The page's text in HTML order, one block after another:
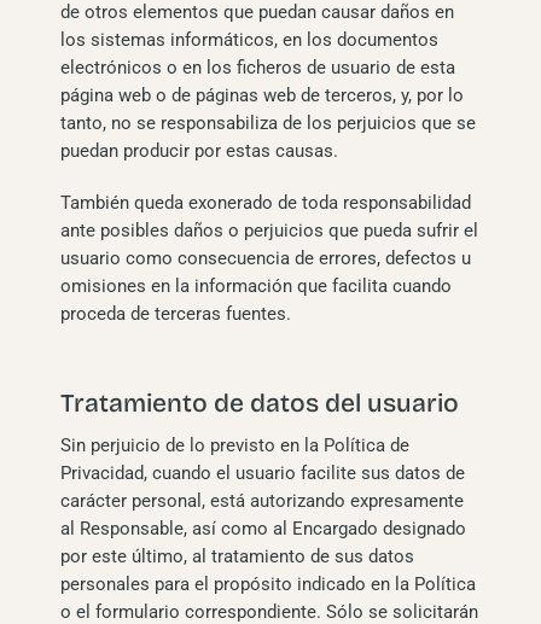
de otros elementos que puedan causar daños en
los sistemas informáticos, en los documentos
electrónicos o en los ficheros de usuario de esta
página web o de páginas web de terceros, y, por lo
tanto, no se responsabiliza de los perjuicios que se
puedan producir por estas causas.
También queda exonerado de toda responsabilidad
ante posibles daños o perjuicios que pueda sufrir el
usuario como consecuencia de errores, defectos u
omisiones en la información que facilita cuando
proceda de terceras fuentes.
Tratamiento de datos del usuario
Sin perjuicio de lo previsto en la Política de
Privacidad, cuando el usuario facilite sus datos de
carácter personal, está autorizando expresamente
al Responsable, así como al Encargado designado
por este último, al tratamiento de sus datos
personales para el propósito indicado en la Política
o el formulario correspondiente. Sólo se solicitarán